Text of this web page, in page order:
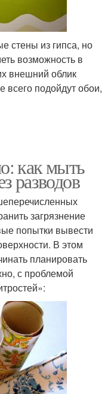
стены из гипса, но
возможность в
внешний облик
подойдут обои,
как мыть
разводов
загрязнение
попытки вывести
В этом
планировать
с проблемой